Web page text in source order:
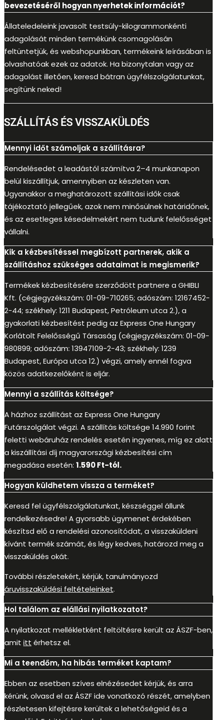
bevezetéséről hogyan nyerhetek információt?
Állateledeleink javasolt testsúly-kilogrammonkénti
adagolását minden termékünk csomagolásán
feltüntetjük, és webshopunkban, termékeink leírásában is
olvashatóak ezek az adatok. Ha bizonytalan vagy az
adagolást illetően, keresd bátran ügyfélszolgálatunkat,
segítünk neked!
SZÁLLÍTÁS ÉS VISSZAKÜLDÉS
Mennyi időt számoljak a szállításra?
Rendelésedet a leadástól számítva 2–4 munkanapon
belül kiszállítjuk, amennyiben az készleten van.
Ugyanakkor a meghatározott szállítási idők csak
tájékoztató jellegűek, azok nem minősülnek határidőnek,
és az esetleges késedelmekért nem tudunk felelősséget
vállalni.
Kik a kézbesítéssel megbízott partnerek, akik a
szállításhoz szükséges adataimat is megismerik?
Termékek kézbesítésére szerződött partnere a GHIBLI
Kft. (cégjegyzékszám: 01-09-710265; adószám: 12167452-
2-44; székhely: 1211 Budapest, Petróleum utca 2.), a
gyakorlati kézbesítést pedig az Express One Hungary
Korlátolt Felelősségű Társaság (cégjegyzékszám: 01-09-
980899; adószám: 13947109-2-43; székhely: 1239
Budapest, Európa utca 12.) végzi, amely ennél fogva
közös adatkezelőként is eljár.
Mennyi a szállítás költsége?
A házhoz szállítást az Express One Hungary
Futárszolgálat végzi. A szállítás költsége 14.990 forint
feletti webáruház rendelés esetén ingyenes, míg ez alatt
a kiszállítási díj magyarországi kézbesítési cím
megadása esetén: 1.590 Ft-tól.
Hogyan küldhetem vissza a terméket?
Keresd fel ügyfélszolgálatunkat, készséggel állunk
rendelkezésedre! A gyorsabb ügymenet érdekében
készítsd elő a rendelési azonosítódat, a visszaküldeni
kívánt termék számát, és légy kedves, határozd meg a
visszaküldés okát.
További részletekért, kérjük, tanulmányozd
áruvisszaküldési feltételeinket.
Hol találom az elállási nyilatkozatot?
A nyilatkozat mellékletként feltöltésre került az ÁSZF-ben,
amit itt érhetsz el.
Mi a teendőm, ha hibás terméket kaptam?
Ebben az esetben szíves elnézésedet kérjük, és arra
kérünk, olvasd el az ÁSZF ide vonatkozó részét, amelyben
részletesen kifejtésre kerültek a lehetőségeid és a